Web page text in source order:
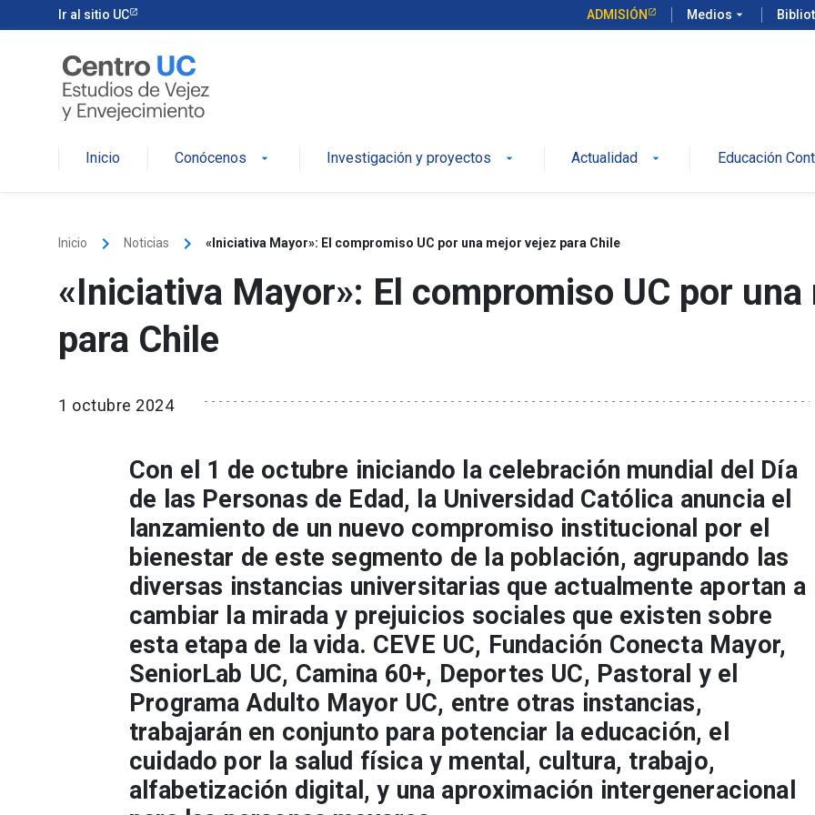
to
Ir al sitio UC ADMISIÓN Medios arrow_drop_down
Inicio Conócenos arrow_drop_down Investigación y proyectos arrow_drop_down Actualidad arrow_drop_down Educación
Inicio keyboard_arrow_right Noticias keyboard_arrow_right «Iniciativa Mayor»: El compromiso UC por una mejor vejez para Chile
«Iniciativa Mayor»: El compromiso UC por una
para Chile
1 octubre 2024
Con el 1 de octubre iniciando la celebración mundial del Día
de las Personas de Edad, la Universidad Católica anuncia el
lanzamiento de un nuevo compromiso institucional por el
bienestar de este segmento de la población, agrupando las
diversas instancias universitarias que actualmente aportan a
cambiar la mirada y prejuicios sociales que existen sobre
esta etapa de la vida. CEVE UC, Fundación Conecta Mayor,
SeniorLab UC, Camina 60+, Deportes UC, Pastoral y el
Programa Adulto Mayor UC, entre otras instancias,
trabajarán en conjunto para potenciar la educación, el
cuidado por la salud física y mental, cultura, trabajo,
alfabetización digital, y una aproximación intergeneracional